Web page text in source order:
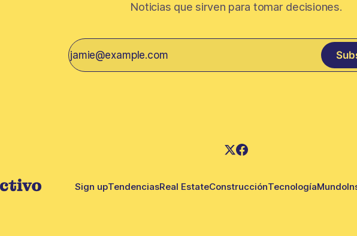
Noticias que sirven para tomar decisiones.
Sign upTendenciasReal EstateConstrucciónTecnologíaMundo